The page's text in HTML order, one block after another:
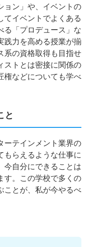
ョン」や、イベントの
てイベントでよくある
る「プロデュース」な
践力を高める授業が揃
系の資格取得も目指せ
ストとは密接に関係の
権などについても学べ
と
ーテインメント業界の
もらえるような仕事に
今自分にできることは
す。この学校で多くの
ことが、私が今やるべ